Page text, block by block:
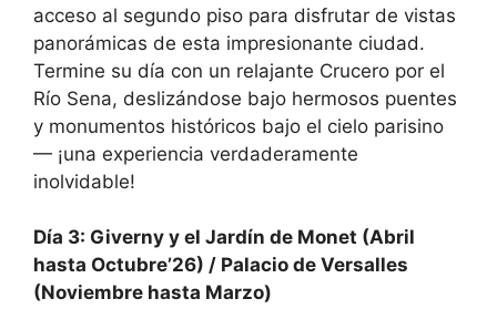
acceso al segundo piso para disfrutar de vistas
panorámicas de esta impresionante ciudad.
Termine su día con un relajante Crucero por el
Río Sena, deslizándose bajo hermosos puentes
y monumentos históricos bajo el cielo parisino
— ¡una experiencia verdaderamente
inolvidable!
Día 3: Giverny y el Jardín de Monet (Abril
hasta Octubre’26) / Palacio de Versalles
(Noviembre hasta Marzo)